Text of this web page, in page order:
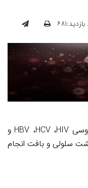
HIV،HCV، HBV و
سلولی و بافت انجام